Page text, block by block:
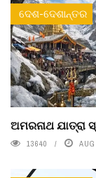
ଦେଶ-ଦେଶାନ୍ତର
ଅମରନାଥ ଯାତ୍ରା
13640